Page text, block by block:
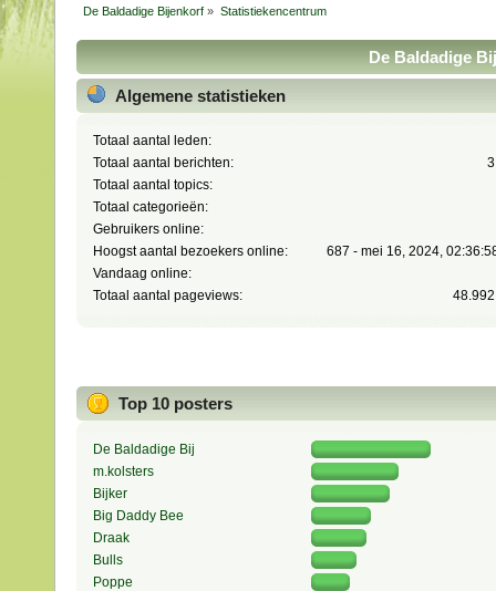
De Baldadige Bijenkorf » Statistiekencentrum
De Baldadige
Algemene statistieken
Totaal aantal leden:
Totaal aantal berichten:
Totaal aantal topics:
Totaal categorieën:
Gebruikers online:
Hoogst aantal bezoekers online:
687 - mei 16, 2024,
Vandaag online:
Totaal aantal pageviews:
Top 10 posters
De Baldadige Bij
m.kolsters
Bijker
Big Daddy Bee
Draak
Bulls
Poppe